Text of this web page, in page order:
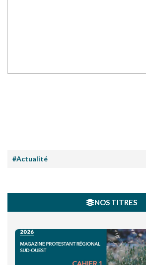
#Actualité
NOS TITRES